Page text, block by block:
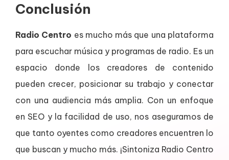
Conclusión
Radio Centro es mucho más que una plataforma
para escuchar música y programas de radio. Es un
espacio donde los creadores de contenido
pueden crecer, posicionar su trabajo y conectar
con una audiencia más amplia. Con un enfoque
en SEO y la facilidad de uso, nos aseguramos de
que tanto oyentes como creadores encuentren lo
que buscan y mucho más. ¡Sintoniza Radio Centro